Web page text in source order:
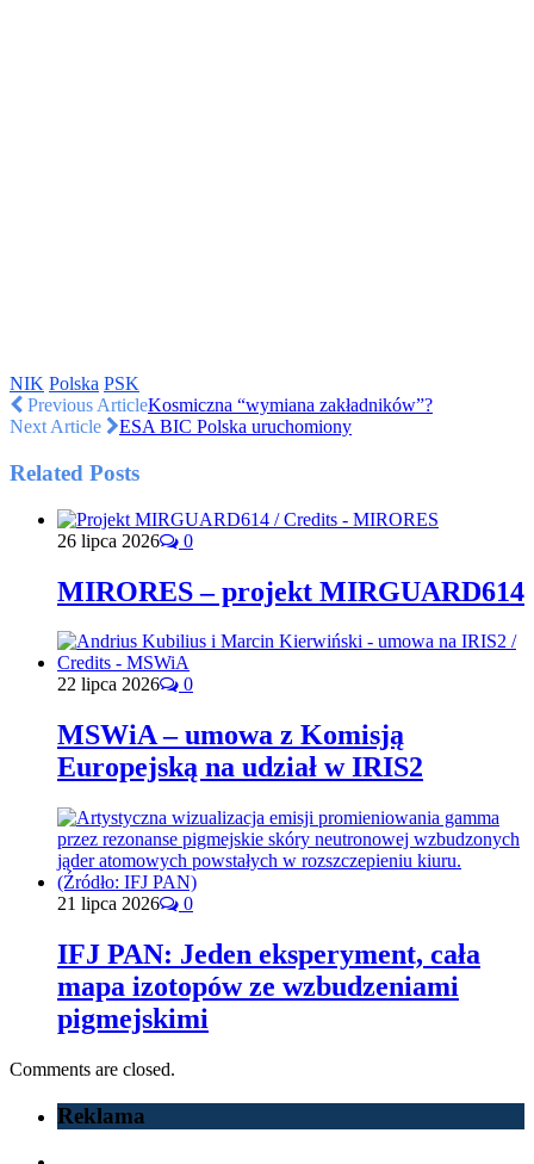
NIK Polska PSK
Previous ArticleKosmiczna “wymiana zakładników”?
Next Article
ESA BIC Polska uruchomiony
Related Posts
26 lipca 2026 0
MIRORES – projekt MIRGUARD614
22 lipca 2026 0
MSWiA – umowa z Komisją
Europejską na udział w IRIS2
21 lipca 2026 0
IFJ PAN: Jeden eksperyment, cała
mapa izotopów ze wzbudzeniami
pigmejskimi
Comments are closed.
Reklama